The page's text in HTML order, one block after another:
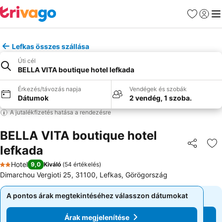
Kedvencek
Lefkas összes szállása
Úti cél
BELLA VITA boutique hotel lefkada
Érkezés/távozás napja
Dátumok
Vendégek és szobák
2 vendég, 1 szoba.
A jutalékfizetés hatása a rendezésre
BELLA VITA boutique hotel
lefkada
2 Kategória
Hotel 9,0 Kiváló (54 értékelés)
Dimarchou Vergioti 25, 31100, Lefkas, Görögország
A pontos árak megtekintéséhez válasszon dátumokat
Árak megjelenítése
A pontos árak megtekintéséhez válasszon dátumokat
Árak megjelenítése